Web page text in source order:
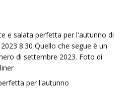
e salata perfetta per l'autunno di
8:30 Quello che segue è un
di settembre 2023. Foto di
per l'autunno